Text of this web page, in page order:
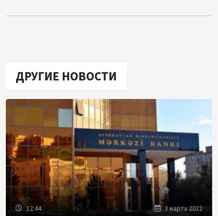
ДРУГИЕ НОВОСТИ
12:44 3 марта 2022